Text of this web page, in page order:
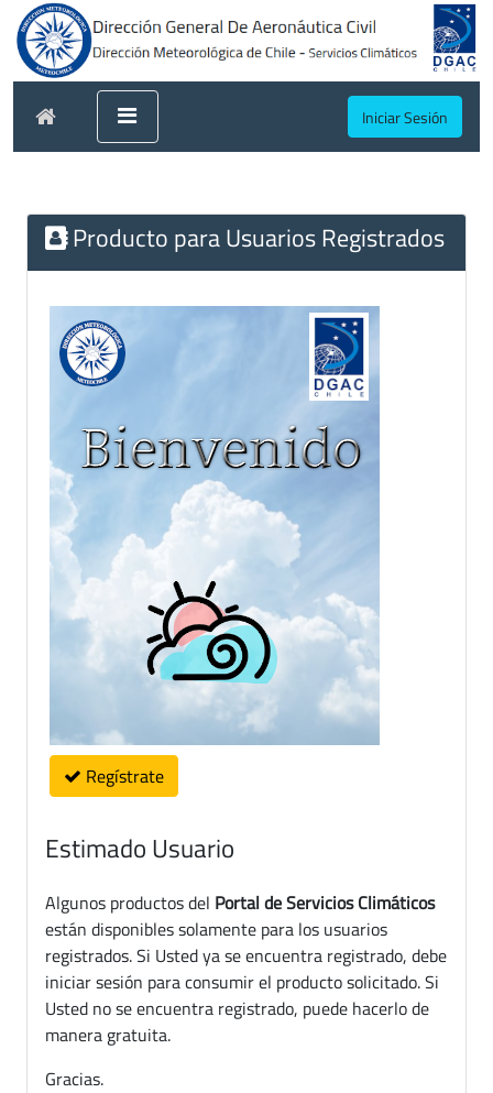
Iniciar Sesión
Producto para Usuarios Registrados
Regístrate
Estimado Usuario
Algunos productos del Portal de Servicios Climáticos
están disponibles solamente para los usuarios
registrados. Si Usted ya se encuentra registrado, debe
iniciar sesión para consumir el producto solicitado. Si
Usted no se encuentra registrado, puede hacerlo de
manera gratuita.
Gracias.